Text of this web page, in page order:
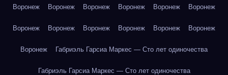
Воронеж Воронеж Воронеж Воронеж Воронеж Воронеж
Воронеж Воронеж Воронеж Воронеж Воронеж Воронеж
Воронеж Габриэль Гарсиа Маркес — Сто лет одиночества
Габриэль Гарсиа Маркес — Сто лет одиночества